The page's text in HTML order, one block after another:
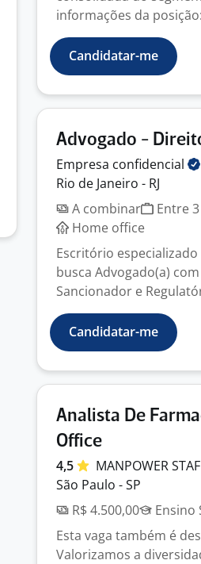
informações da
Candidatar-me
Advogado -
Empresa confidencial
Rio de Janeiro - RJ
A combinar
Entre
Home office
Escritório
busca Advogado(a)
Sancionador e
Candidatar-me
Analista De
Office
4,5 MANPOWER
São Paulo - SP
R$ 4.500,00
Ensino
Esta vaga também é
Valorizamos a